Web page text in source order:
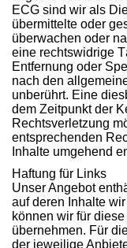
ECG sind wir als
übermittelte oder
überwachen oder
eine rechtswidrige
Entfernung oder
nach den
unberührt. Eine
dem Zeitpunkt der
Rechtsverletzung
entsprechenden
Inhalte umgehend
Haftung für Links
Unser Angebot
auf deren Inhalte
können wir für
übernehmen. Für
der jeweilige